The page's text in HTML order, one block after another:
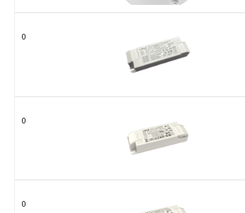
0
0
0